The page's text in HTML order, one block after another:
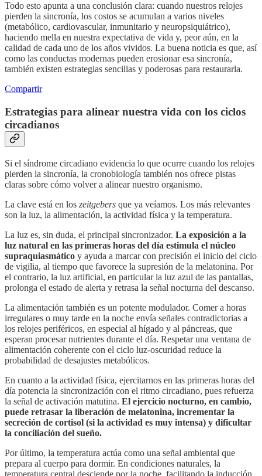
Todo esto apunta a una conclusión clara: cuando nuestros relojes
pierden la sincronía, los costos se acumulan a varios niveles
(metabólico, cardiovascular, inmunitario y neuropsiquiátrico),
haciendo mella en nuestra expectativa de vida y, peor aún, en la
calidad de cada uno de los años vividos. La buena noticia es que, así
como las conductas modernas pueden erosionar esa sincronía,
también existen estrategias sencillas y poderosas para restaurarla.
Compartir
Estrategias para alinear nuestra vida con los ciclos
circadianos
Si el síndrome circadiano evidencia lo que ocurre cuando los relojes
pierden la sincronía, la cronobiología también nos ofrece pistas
claras sobre cómo volver a alinear nuestro organismo.
La clave está en los zeitgebers que ya veíamos. Los más relevantes
son la luz, la alimentación, la actividad física y la temperatura.
La luz es, sin duda, el principal sincronizador. La exposición a la
luz natural en las primeras horas del día estimula el núcleo
supraquiasmático y ayuda a marcar con precisión el inicio del ciclo
de vigilia, al tiempo que favorece la supresión de la melatonina. Por
el contrario, la luz artificial, en particular la luz azul de las pantallas,
prolonga el estado de alerta y retrasa la señal nocturna del descanso.
La alimentación también es un potente modulador. Comer a horas
irregulares o muy tarde en la noche envía señales contradictorias a
los relojes periféricos, en especial al hígado y al páncreas, que
esperan procesar nutrientes durante el día. Respetar una ventana de
alimentación coherente con el ciclo luz-oscuridad reduce la
probabilidad de desajustes metabólicos.
En cuanto a la actividad física, ejercitarnos en las primeras horas del
día potencia la sincronización con el ritmo circadiano, pues refuerza
la señal de activación matutina. El ejercicio nocturno, en cambio,
puede retrasar la liberación de melatonina, incrementar la
secreción de cortisol (si la actividad es muy intensa) y dificultar
la conciliación del sueño.
Por último, la temperatura actúa como una señal ambiental que
prepara al cuerpo para dormir. En condiciones naturales, la
temperatura central desciende por la noche, facilitando la inducción